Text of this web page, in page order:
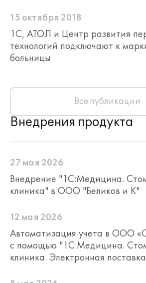
"Медицина.
клиника".
Основная
рабочих мест)
Продукт "1С:Медицина.
Стоматологическая
на 5 пользователей"
комплектации с
Дистрибутивы:
платформы
конфигурации
Стоматологическая
"1С:Предприятие 8.3".
Стоматологическая
Купон на льготное
1С:ИТС.
Отраслевой Льготный.
15 октября 2018
1C, АТОЛ и Центр развития
технологий подключают к
больницы
Все публикации
Внедрения продукта
27 мая 2026
Внедрение "1С:Медицина.
клиника" в ООО "Беликов и К"
12 мая 2026
Автоматизация учета в ООО
с помощью "1С:Медицина.
клиника. Электронная